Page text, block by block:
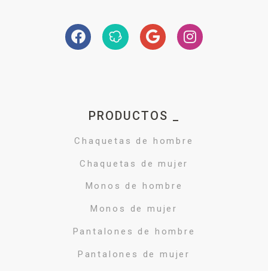
PRODUCTOS _
Chaquetas de hombre
Chaquetas de mujer
Monos de hombre
Monos de mujer
Pantalones de hombre
Pantalones de mujer